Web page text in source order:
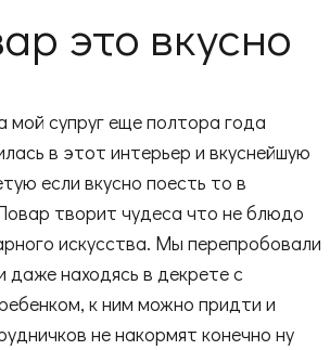
это вкусно
мой супруг еще полтора года
в этот интерьер и вкуснейшую
если вкусно поесть то в
творит чудеса что не блюдо
искусства. Мы перепробовали
даже находясь в декрете с
к ним можно придти и
не накормят конечно ну